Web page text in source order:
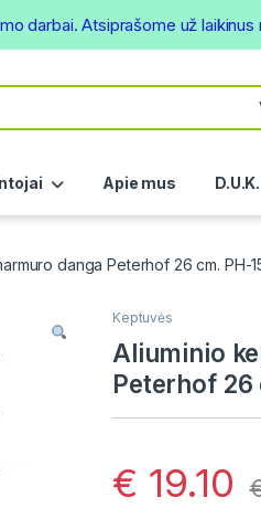
Apie mus D.U.K.
danga Peterhof 26 cm. PH-
Keptuvės
Aliuminio
Peterhof 26
€ 19.10
darbai. Atsiprašome už laikinus